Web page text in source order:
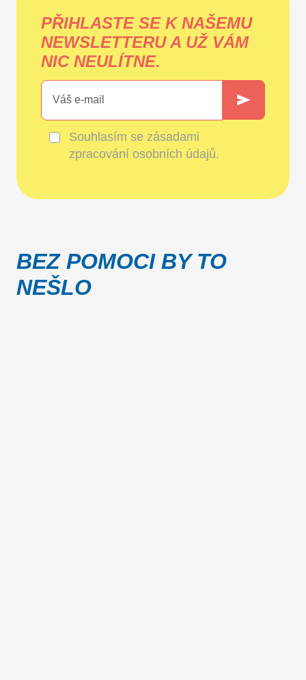
PŘIHLASTE SE K NAŠEMU
NEWSLETTERU A UŽ VÁM
NIC NEULÍTNE.
Souhlasím se zásadami
zpracování osobních údajů.
BEZ POMOCI BY TO
NEŠLO